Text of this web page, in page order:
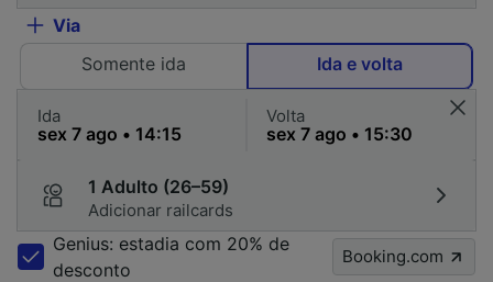
Via
Somente ida
Ida e volta
Ida Volta
1 Adulto (26–59)
Adicionar railcards
Genius: estadia com 20% de
desconto
Booking.com